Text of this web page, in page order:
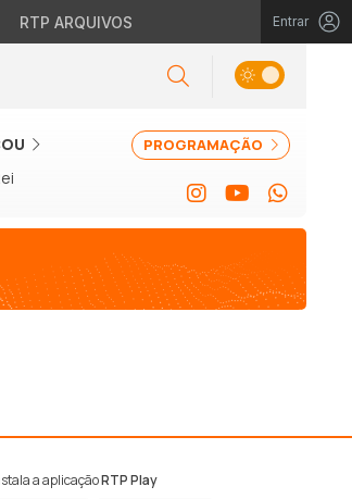
RTP ARQUIVOS Entrar
PROGRAMAÇÃO
a aplicaçãoRTP Play